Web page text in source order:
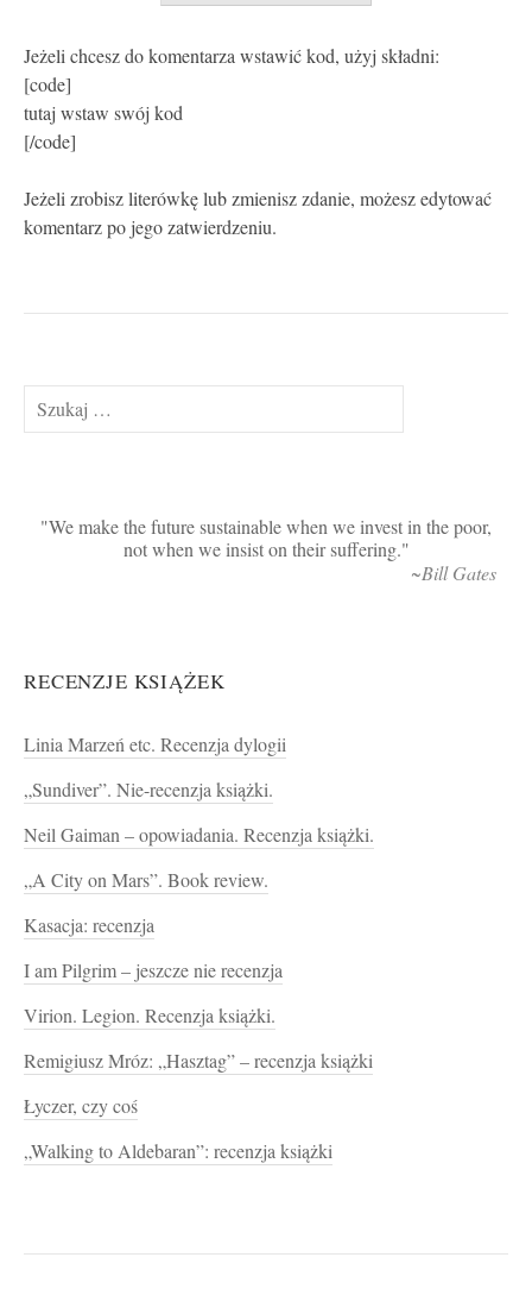
Jeżeli chcesz do komentarza wstawić kod, użyj składni:
[code]
tutaj wstaw swój kod
[/code]
Jeżeli zrobisz literówkę lub zmienisz zdanie, możesz edytować
komentarz po jego zatwierdzeniu.
Szukaj:
We make the future sustainable when we invest in the poor,
not when we insist on their suffering.
~Bill Gates
RECENZJE KSIĄŻEK
Linia Marzeń etc. Recenzja dylogii
„Sundiver”. Nie-recenzja książki.
Neil Gaiman – opowiadania. Recenzja książki.
„A City on Mars”. Book review.
Kasacja: recenzja
I am Pilgrim – jeszcze nie recenzja
Virion. Legion. Recenzja książki.
Remigiusz Mróz: „Hasztag” – recenzja książki
Łyczer, czy coś
„Walking to Aldebaran”: recenzja książki